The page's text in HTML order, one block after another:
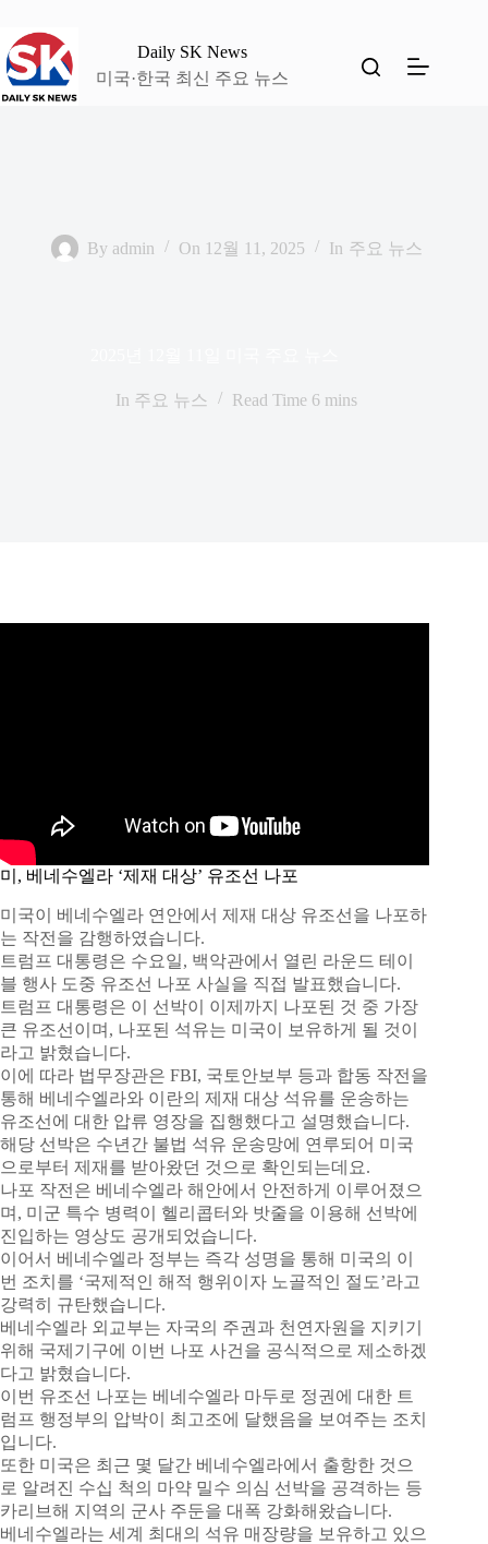
으
로
건
Daily SK News
미국·한국 최신 주요 뉴스
By admin On 12월 11, 2025 In 주요 뉴스
In 주요 뉴스 Read Time 6 mins
미, 베네수엘라 ‘제재 대상’ 유조선 나포
미국이 베네수엘라 연안에서 제재 대상 유조선을 나포하
는 작전을 감행하였습니다.
트럼프 대통령은 수요일, 백악관에서 열린 라운드 테이
블 행사 도중 유조선 나포 사실을 직접 발표했습니다.
트럼프 대통령은 이 선박이 이제까지 나포된 것 중 가장
큰 유조선이며, 나포된 석유는 미국이 보유하게 될 것이
라고 밝혔습니다.
이에 따라 법무장관은 FBI, 국토안보부 등과 합동 작전을
통해 베네수엘라와 이란의 제재 대상 석유를 운송하는
유조선에 대한 압류 영장을 집행했다고 설명했습니다.
해당 선박은 수년간 불법 석유 운송망에 연루되어 미국
으로부터 제재를 받아왔던 것으로 확인되는데요.
나포 작전은 베네수엘라 해안에서 안전하게 이루어졌으
며, 미군 특수 병력이 헬리콥터와 밧줄을 이용해 선박에
진입하는 영상도 공개되었습니다.
이어서 베네수엘라 정부는 즉각 성명을 통해 미국의 이
번 조치를 ‘국제적인 해적 행위이자 노골적인 절도’라고
강력히 규탄했습니다.
베네수엘라 외교부는 자국의 주권과 천연자원을 지키기
위해 국제기구에 이번 나포 사건을 공식적으로 제소하겠
다고 밝혔습니다.
이번 유조선 나포는 베네수엘라 마두로 정권에 대한 트
럼프 행정부의 압박이 최고조에 달했음을 보여주는 조치
입니다.
또한 미국은 최근 몇 달간 베네수엘라에서 출항한 것으
로 알려진 수십 척의 마약 밀수 의심 선박을 공격하는 등
카리브해 지역의 군사 주둔을 대폭 강화해왔습니다.
베네수엘라는 세계 최대의 석유 매장량을 보유하고 있으